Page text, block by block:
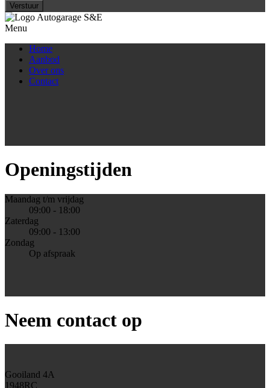
Verstuur
Menu
Home
Aanbod
Over ons
Contact
Openingstijden
Maandag t/m vrijdag
09:00 - 18:00
Zaterdag
09:00 - 13:00
Zondag
Op afspraak
Neem contact op
Gooiland 4A
1948RC